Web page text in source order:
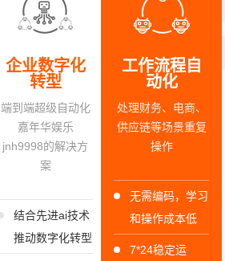
企业数字化
转型
端到端超级自动化
嘉年华娱乐
jnh9998的解决方
案
结合先进ai技术
推动数字化转型
工作流程自
动化
处理财务、电商、
供应链等场景重复
操作
无需编码，学习
和操作成本低
7*24稳定运